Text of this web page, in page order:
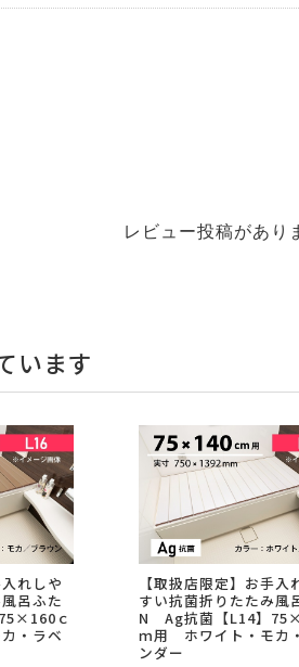
レビュー投稿があり
います
れしや
呂ふた
ｃ
・ラベ
【取扱店限定】お手入
すい抗菌折りたたみ風
N Ag抗菌【L14】
ｍ用 ホワイト・モカ
ンダー